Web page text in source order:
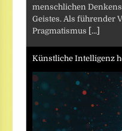
menschlichen
Geistes. Als führender
Pragmatismus [...]
Künstliche Intelligenz